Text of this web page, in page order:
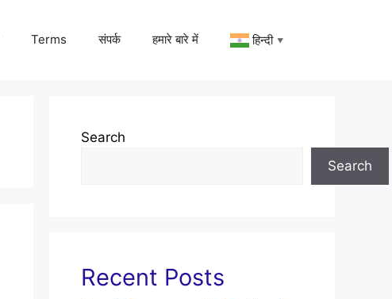
Terms संपर्क हमारे बारे में हिन्दी ▼
Search
Search
Recent Posts